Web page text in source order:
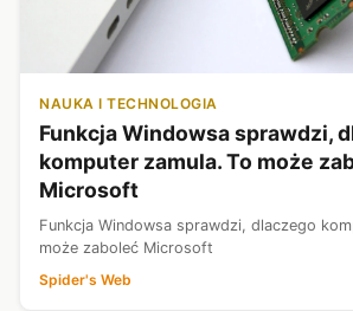
NAUKA I TECHNOLOGIA
Funkcja Windowsa sprawdzi,
komputer zamula. To może
Microsoft
Funkcja Windowsa sprawdzi, dlaczego
może zaboleć Microsoft
Spider's Web